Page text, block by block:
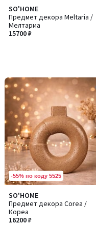
SO'HOME
Предмет декора Meltaria /
Мелтариа
15700 ₽
-55% по коду 5525
SO'HOME
Предмет декора Corea /
Кореа
16200 ₽